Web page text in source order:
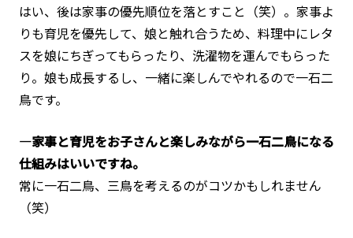
はい、後は家事の優先順位を落とすこと（笑）。家事よ
りも育児を優先して、娘と触れ合うため、料理中にレタ
スを娘にちぎってもらったり、洗濯物を運んでもらった
り。娘も成長するし、一緒に楽しんでやれるので一石二
鳥です。
―家事と育児をお子さんと楽しみながら一石二鳥になる
仕組みはいいですね。
常に一石二鳥、三鳥を考えるのがコツかもしれません
（笑）